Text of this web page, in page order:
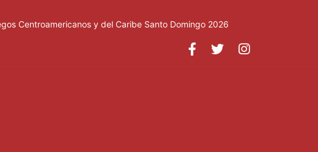
Centroamericanos y del Caribe Santo Domingo 2026